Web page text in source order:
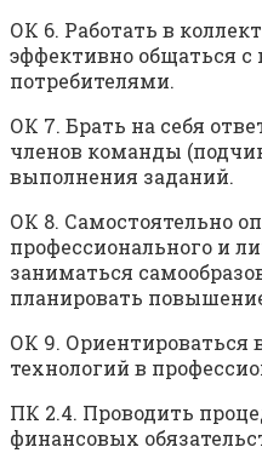
ОК 6. Работать в
эффективно общаться с
потребителями.
ОК 7. Брать на себя
членов команды
выполнения заданий.
ОК 8. Самостоятельно
профессионального и
заниматься
планировать
ОК 9. Ориентироваться
технологий в
ПК 2.4. Проводить
финансовых